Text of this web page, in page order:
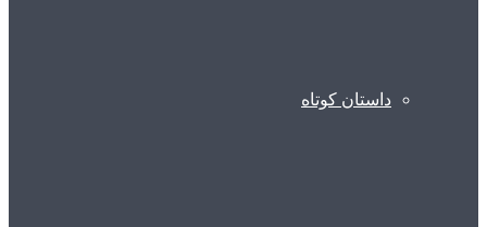
داستان کوتاه